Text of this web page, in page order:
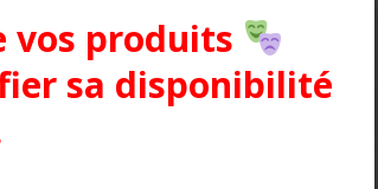
vos produits
sa disponibilité